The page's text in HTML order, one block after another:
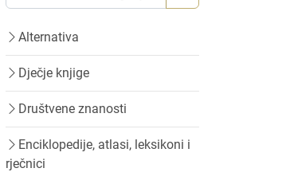
Alternativa
Dječje knjige
Društvene znanosti
Enciklopedije, atlasi, leksikoni i
rječnici